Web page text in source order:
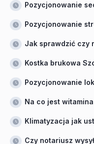
Pozycjonowanie
Pozycjonowanie
Jak sprawdzić czy
Kostka brukowa
Pozycjonowanie
Na co jest
Klimatyzacja jak
Czy notariusz